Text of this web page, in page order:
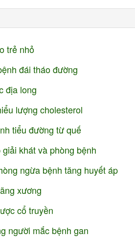
trẻ nhỏ
đái tháo đường
địa long
lượng cholesterol
tiểu đường từ quế
khát và phòng bệnh
ngừa bệnh tăng huyết áp
xương
cổ truyền
người mắc bệnh gan